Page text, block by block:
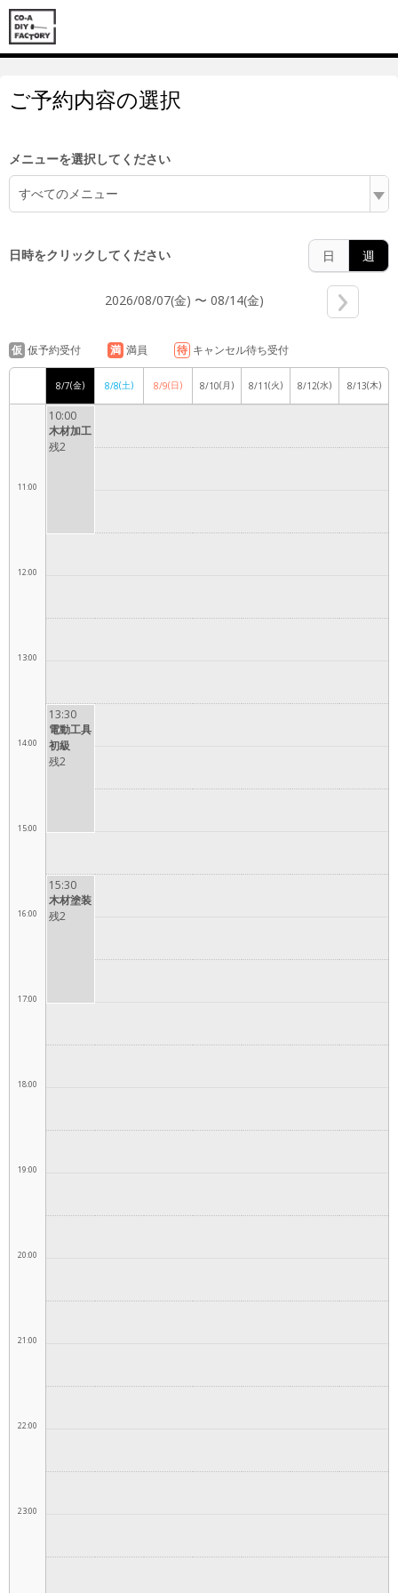
ご予約内容の選択
メニューを選択してください
すべてのメニュー
日時をクリックしてください 日 週
2026/08/07(金) 〜 08/14(金)
仮 仮予約受付 満 満員 待 キャンセル待ち受付
8/7(金) 8/8(土) 8/9(日) 8/10(月) 8/11(火) 8/12(水) 8/13(木)
6:00
10:00
11:00
12:00
13:00
14:00
15:00
16:00
17:00
18:00
19:00
20:00
21:00
22:00
23:00
10:00
木材加工
残2
13:30
電動工具
初級
残2
15:30
木材塗装
残2